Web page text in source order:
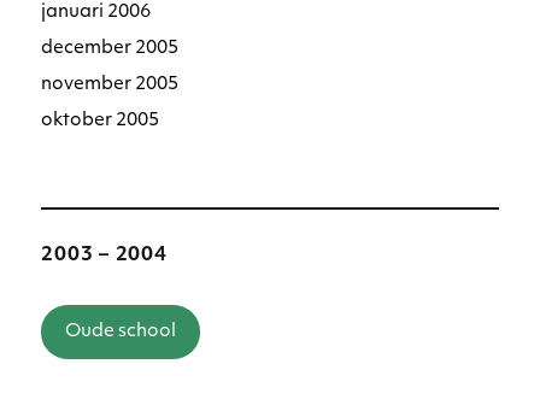
januari 2006
december 2005
november 2005
oktober 2005
2003 – 2004
Oude school